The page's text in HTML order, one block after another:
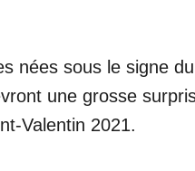
nées sous le signe du
une grosse
Valentin 2021.